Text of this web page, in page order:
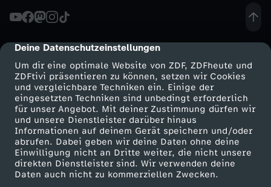
cmp-dialog-description
Deine Datenschutzeinstellungen
Um dir eine optimale Website von ZDF, ZDFheute und
ZDFtivi präsentieren zu können, setzen wir Cookies
und vergleichbare Techniken ein. Einige der
eingesetzten Techniken sind unbedingt erforderlich
für unser Angebot. Mit deiner Zustimmung dürfen wir
und unsere Dienstleister darüber hinaus
Informationen auf deinem Gerät speichern und/oder
abrufen. Dabei geben wir deine Daten ohne deine
Einwilligung nicht an Dritte weiter, die nicht unsere
direkten Dienstleister sind. Wir verwenden deine
Daten auch nicht zu kommerziellen Zwecken.
e
s
s
e
k
o
Mehr ZDF
ZDF-Apps
Smart TV
ZDFtext
Service
ZDFmitreden
Kontakt zum ZDF
Tickets